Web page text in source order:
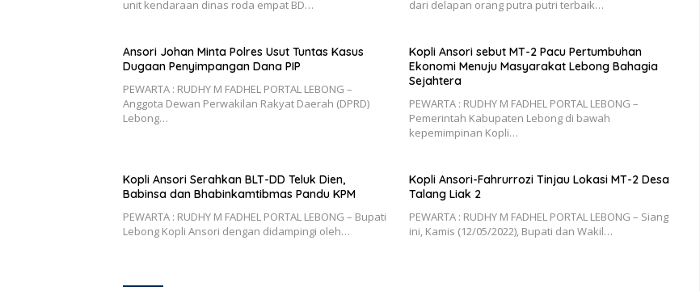
unit kendaraan dinas roda empat BD…
dari delapan orang putra putri terbaik…
Ansori Johan Minta Polres Usut Tuntas Kasus
Dugaan Penyimpangan Dana PIP
PEWARTA : RUDHY M FADHEL PORTAL LEBONG –
Anggota Dewan Perwakilan Rakyat Daerah (DPRD)
Lebong…
Kopli Ansori sebut MT-2 Pacu Pertumbuhan
Ekonomi Menuju Masyarakat Lebong Bahagia
Sejahtera
PEWARTA : RUDHY M FADHEL PORTAL LEBONG –
Pemerintah Kabupaten Lebong di bawah
kepemimpinan Kopli…
Kopli Ansori Serahkan BLT-DD Teluk Dien,
Babinsa dan Bhabinkamtibmas Pandu KPM
PEWARTA : RUDHY M FADHEL PORTAL LEBONG – Bupati
Lebong Kopli Ansori dengan didampingi oleh…
Kopli Ansori-Fahrurrozi Tinjau Lokasi MT-2 Desa
Talang Liak 2
PEWARTA : RUDHY M FADHEL PORTAL LEBONG – Siang
ini, Kamis (12/05/2022), Bupati dan Wakil…